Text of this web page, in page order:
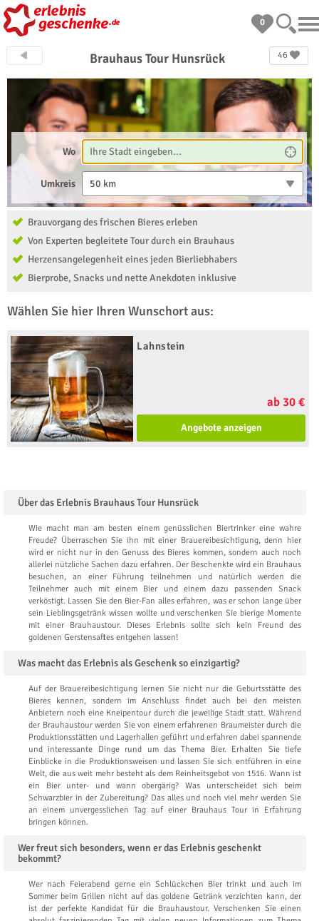
0
46
Brauhaus Tour Hunsrück
Wo
Umkreis 50 km
Brauvorgang des frischen Bieres erleben
Von Experten begleitete Tour durch ein Brauhaus
Herzensangelegenheit eines jeden Bierliebhabers
Bierprobe, Snacks und nette Anekdoten inklusive
Wählen Sie hier Ihren Wunschort aus:
Lahnstein
ab 30 €
Angebote anzeigen
Über das Erlebnis Brauhaus Tour Hunsrück
Wie macht man am besten einem genüsslichen Biertrinker eine wahre
Freude? Überraschen Sie ihn mit einer Brauereibesichtigung, denn hier
wird er nicht nur in den Genuss des Bieres kommen, sondern auch noch
allerlei nützliche Sachen dazu erfahren. Der Beschenkte wird ein Brauhaus
besuchen, an einer Führung teilnehmen und natürlich werden die
Teilnehmer auch mit einem Bier und einem dazu passenden Snack
verköstigt. Lassen Sie den Bier-Fan alles erfahren, was er schon lange über
sein Lieblingsgetränk wissen wollte und verschenken Sie bierige Momente
mit einer Brauhaustour. Dieses Erlebnis sollte sich kein Freund des
goldenen Gerstensaftes entgehen lassen!
Was macht das Erlebnis als Geschenk so einzigartig?
Auf der Brauereibesichtigung lernen Sie nicht nur die Geburtsstätte des
Bieres kennen, sondern im Anschluss findet auch bei den meisten
Anbietern noch eine Kneipentour durch die jeweilige Stadt statt. Während
der Brauhaustour werden Sie von einem erfahrenen Braumeister durch die
Produktionsstätten und Lagerhallen geführt und erfahren dabei spannende
und interessante Dinge rund um das Thema Bier. Erhalten Sie tiefe
Einblicke in die Produktionsweisen und lassen Sie sich entführen in eine
Welt, die aus weit mehr besteht als dem Reinheitsgebot von 1516. Wann ist
ein Bier unter- und wann obergärig? Was unterscheidet sich beim
Schwarzbier in der Zubereitung? Das alles und noch viel mehr werden Sie
an einem unvergesslichen Tag auf einer Brauhaus Tour in Erfahrung
bringen können.
Wer freut sich besonders, wenn er das Erlebnis geschenkt
bekommt?
Wer nach Feierabend gerne ein Schlückchen Bier trinkt und auch im
Sommer beim Grillen nicht auf das goldene Getränk verzichten kann, der
ist der perfekte Kandidat für die Brauhaustour. Verschenken Sie einen